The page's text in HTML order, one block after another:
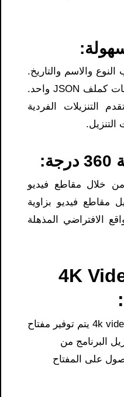
والاسم والتاريخ.
استيراد وتصدير جميع الملفات كملف JSON واحد.
التنزيلات الفردية
خلال مقاطع فيديو
مقاطع فيديو بزاوية
الافتراضي المذهلة
4K
4k video downloader license key​ يتم توفير مفتاح
البرنامج من
على المفتاح